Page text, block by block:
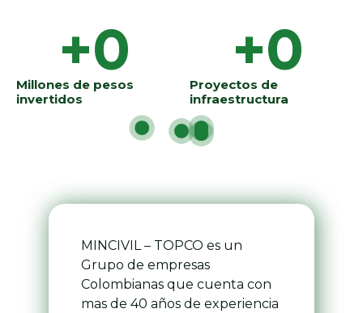
Millones de pesos
invertidos
+0
Proyectos de
infraestructura
+0
MINCIVIL – TOPCO es un
Grupo de empresas
Colombianas que cuenta con
mas de 40 años de experiencia